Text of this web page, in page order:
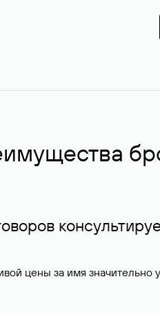
цены за имя